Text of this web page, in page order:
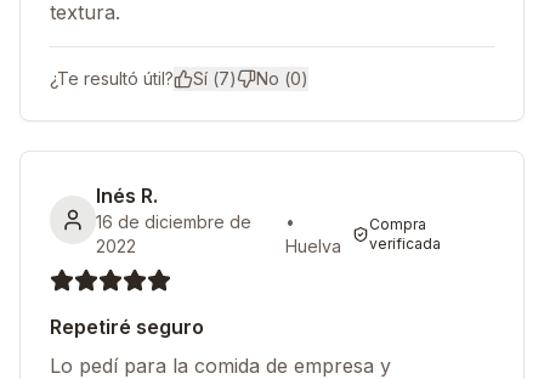
textura.
¿Te resultó útil? Sí (7) No (0)
Inés R.
16 de diciembre de
2022
•
Huelva
Compra
verificada
Repetiré seguro
Lo pedí para la comida de empresa y